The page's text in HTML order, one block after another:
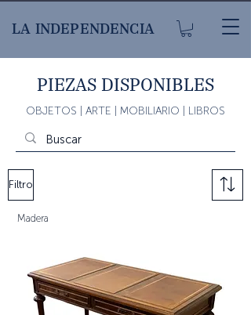
LA INDEPENDENCIA
PIEZAS DISPONIBLES
OBJETOS | ARTE | MOBILIARIO | LIBROS
Filtro
Madera